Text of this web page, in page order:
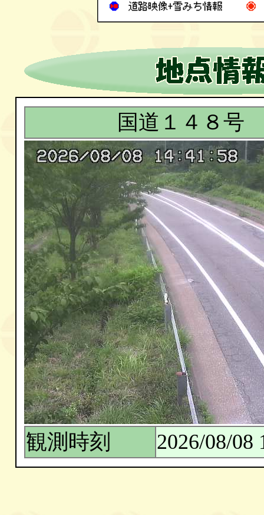
国道１４８号
観測時刻 2026/08/08